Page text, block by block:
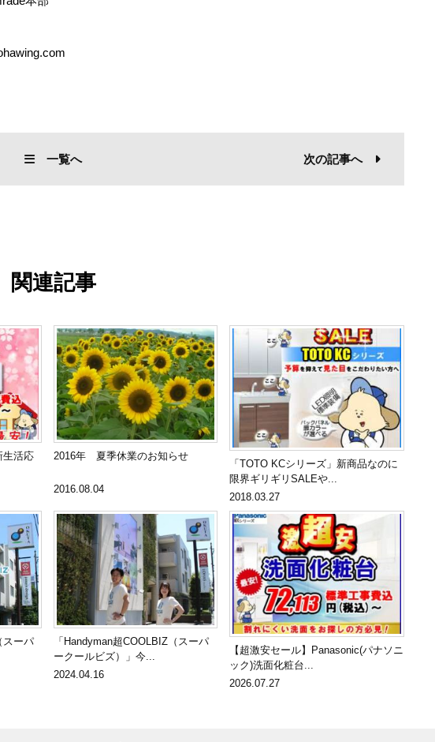
一覧へ 次の記事へ
関連記事
活応
2016年 夏季休業のお知らせ
2016.08.04
「TOTO KCシリーズ」新商品なのに
限界ギリギリSALEや...
2018.03.27
スーパ
「Handyman超COOLBIZ（スーパ
ークールビズ）」今...
2024.04.16
【超激安セール】Panasonic(パナソニ
ック)洗面化粧台...
2026.07.27